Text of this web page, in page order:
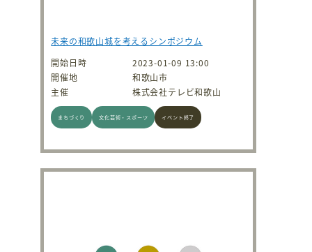
未来の和歌山城を考えるシンポジウム
開始日時
2023-01-09 13:00
開催地
和歌山市
主催
株式会社テレビ和歌山
まちづくり 文化芸術・スポーツ イベント終了